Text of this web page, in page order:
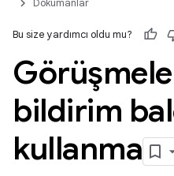
Dokümanlar
Bu size yardımcı oldu mu?
bildirim
kullanma